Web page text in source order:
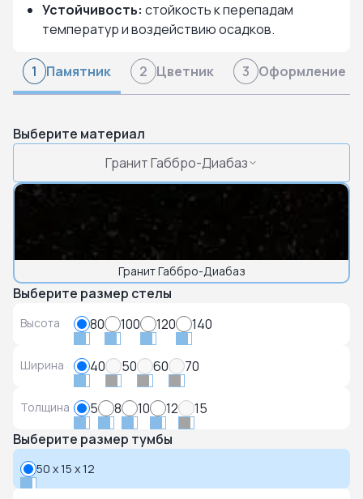
Устойчивость: стойкость к перепадам
температур и воздействию осадков.
1 Памятник 2 Цветник 3 Оформление
Выберите материал
Гранит Габбро-Диабаз
Гранит Габбро-Диабаз
Выберите размер стелы
Высота 80 100 120 140
Ширина 40 50 60 70
Толщина 5 8 10 12
15
Выберите размер тумбы
50 x 15 x 12